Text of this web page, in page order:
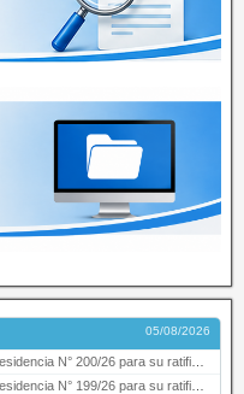
05/08/2026
N° 200/26 para su ratificación.
N° 199/26 para su ratificación.